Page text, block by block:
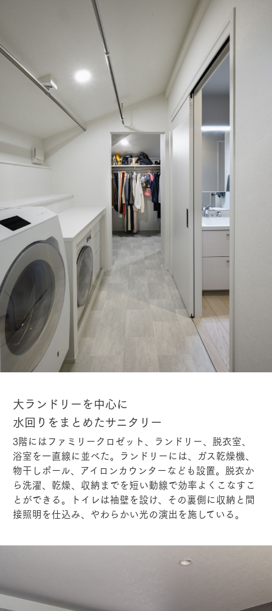
大ランドリーを中心に
水回りをまとめたサニタリー
3階にはファミリークロゼット、ランドリー、脱衣室、
浴室を一直線に並べた。ランドリーには、ガス乾燥機、
物干しポール、アイロンカウンターなども設置。脱衣か
ら洗濯、乾燥、収納までを短い動線で効率よくこなすこ
とができる。トイレは袖壁を設け、その裏側に収納と間
接照明を仕込み、やわらかい光の演出を施している。